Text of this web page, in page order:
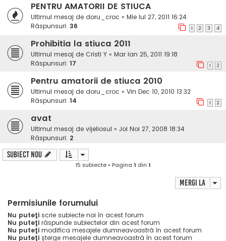
PENTRU AMATORII DE STIUCA
Ultimul mesaj de doru_croc « Mie Iul 27, 2011 16:24
Răspunsuri: 36 1 2 3 4
Prohibitia la stiuca 2011
Ultimul mesaj de Cristi Y « Mar Ian 25, 2011 19:18
Răspunsuri: 17 1 2
Pentru amatorii de stiuca 2010
Ultimul mesaj de doru_croc « Vin Dec 10, 2010 13:32
Răspunsuri: 14 1 2
avat
Ultimul mesaj de vijeliosul « Joi Noi 27, 2008 18:34
Răspunsuri: 2
Subiect nou
15 subiecte • Pagina 1 din 1
Mergi la
Permisiunile forumului
Nu puteţi scrie subiecte noi în acest forum
Nu puteţi răspunde subiectelor din acest forum
Nu puteţi modifica mesajele dumneavoastră în acest forum
Nu puteţi şterge mesajele dumneavoastră în acest forum